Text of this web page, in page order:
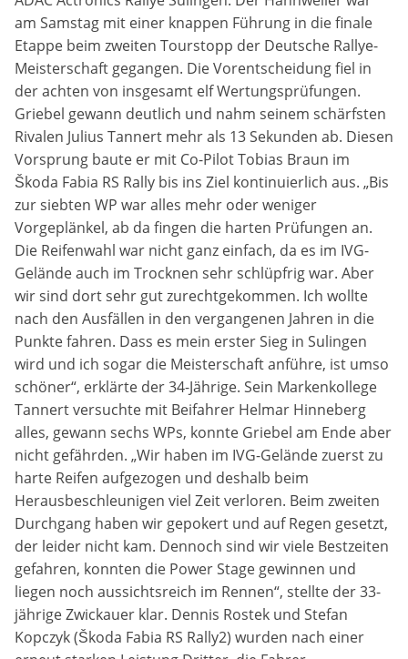
am Samstag mit einer knappen Führung in die finale
Etappe beim zweiten Tourstopp der Deutsche Rallye-
Meisterschaft gegangen. Die Vorentscheidung fiel in
der achten von insgesamt elf Wertungsprüfungen.
Griebel gewann deutlich und nahm seinem schärfsten
Rivalen Julius Tannert mehr als 13 Sekunden ab. Diesen
Vorsprung baute er mit Co-Pilot Tobias Braun im
Škoda Fabia RS Rally bis ins Ziel kontinuierlich aus. „Bis
zur siebten WP war alles mehr oder weniger
Vorgeplänkel, ab da fingen die harten Prüfungen an.
Die Reifenwahl war nicht ganz einfach, da es im IVG-
Gelände auch im Trocknen sehr schlüpfrig war. Aber
wir sind dort sehr gut zurechtgekommen. Ich wollte
nach den Ausfällen in den vergangenen Jahren in die
Punkte fahren. Dass es mein erster Sieg in Sulingen
wird und ich sogar die Meisterschaft anführe, ist umso
schöner“, erklärte der 34-Jährige. Sein Markenkollege
Tannert versuchte mit Beifahrer Helmar Hinneberg
alles, gewann sechs WPs, konnte Griebel am Ende aber
nicht gefährden. „Wir haben im IVG-Gelände zuerst zu
harte Reifen aufgezogen und deshalb beim
Herausbeschleunigen viel Zeit verloren. Beim zweiten
Durchgang haben wir gepokert und auf Regen gesetzt,
der leider nicht kam. Dennoch sind wir viele Bestzeiten
gefahren, konnten die Power Stage gewinnen und
liegen noch aussichtsreich im Rennen“, stellte der 33-
jährige Zwickauer klar. Dennis Rostek und Stefan
Kopczyk (Škoda Fabia RS Rally2) wurden nach einer
Background Image
Name:
gw-cookie-bgimage
Anbieter:
DMSB
Zweck:
Dieser Cookie speichert Informationen zu
verwendeten Hintergrundbildern der Website.
Cookie Laufzeit:
24 Stunden
Cookie Consent
Name:
cookie_consent
Anbieter:
DMSB
Dieser Cookie speichert die gewählten Cookie-
Einstellungen.
Cookie Laufzeit:
12 Monate